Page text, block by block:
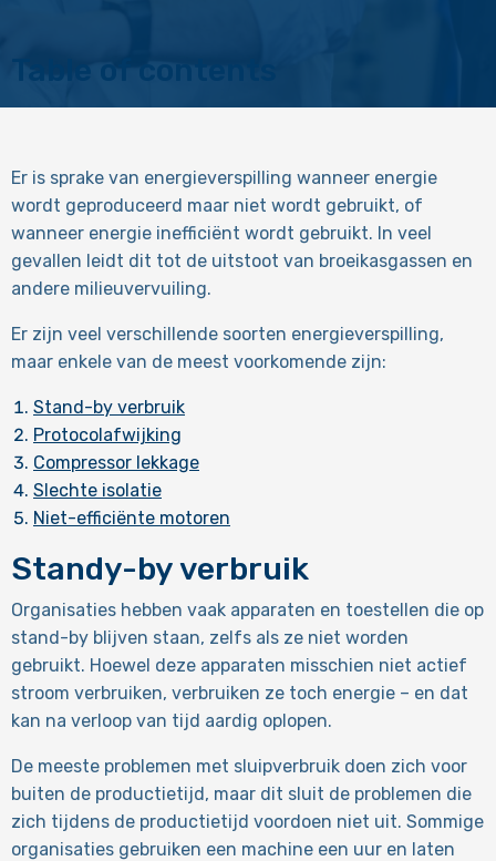
Er is sprake van energieverspilling wanneer energie
wordt geproduceerd maar niet wordt gebruikt, of
wanneer energie inefficiënt wordt gebruikt. In veel
gevallen leidt dit tot de uitstoot van broeikasgassen en
andere milieuvervuiling.
Er zijn veel verschillende soorten energieverspilling,
maar enkele van de meest voorkomende zijn:
Stand-by verbruik
Protocolafwijking
Compressor lekkage
Slechte isolatie
Niet-efficiënte motoren
Standy-by verbruik
Organisaties hebben vaak apparaten en toestellen die op
stand-by blijven staan, zelfs als ze niet worden
gebruikt. Hoewel deze apparaten misschien niet actief
stroom verbruiken, verbruiken ze toch energie – en dat
kan na verloop van tijd aardig oplopen.
De meeste problemen met sluipverbruik doen zich voor
buiten de productietijd, maar dit sluit de problemen die
zich tijdens de productietijd voordoen niet uit. Sommige
organisaties gebruiken een machine een uur en laten